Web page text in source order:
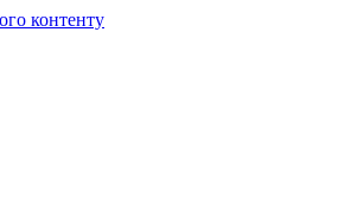
контенту